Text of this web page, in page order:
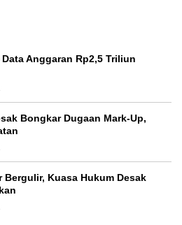
Anggaran Rp2,5 Triliun
Bongkar Dugaan Mark-Up,
Bergulir, Kuasa Hukum Desak